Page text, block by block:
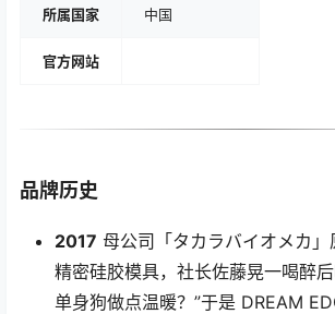
所属国家 中国
官方网站
品牌历史
2017 母公司「タカラバイオメカ
精密硅胶模具，社长佐藤晃一喝醉
单身狗做点温暖？”于是 DREAM